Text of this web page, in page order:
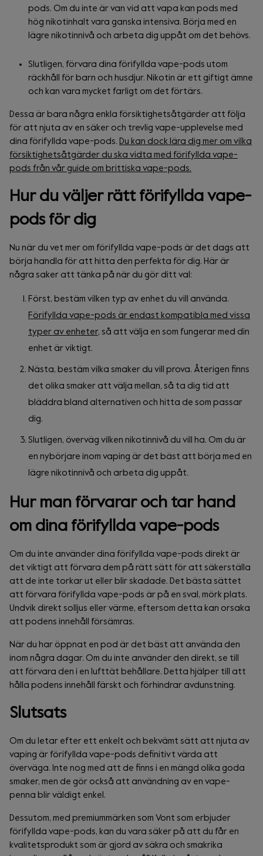
pods. Om du inte är van vid att vapa kan pods med
hög nikotinhalt vara ganska intensiva. Börja med en
lägre nikotinnivå och arbeta dig uppåt om det behövs.
Slutligen, förvara dina förifyllda vape-pods utom
räckhåll för barn och husdjur. Nikotin är ett giftigt ämne
och kan vara mycket farligt om det förtärs.
Dessa är bara några enkla försiktighetsåtgärder att följa
för att njuta av en säker och trevlig vape-upplevelse med
dina förifyllda vape-pods. Du kan dock lära dig mer om vilka
försiktighetsåtgärder du ska vidta med förifyllda vape-
pods från vår guide om brittiska vape-pods.
Hur du väljer rätt förifyllda vape-
pods för dig
Nu när du vet mer om förifyllda vape-pods är det dags att
börja handla för att hitta den perfekta för dig. Här är
några saker att tänka på när du gör ditt val:
Först, bestäm vilken typ av enhet du vill använda.
Förifyllda vape-pods är endast kompatibla med vissa
typer av enheter, så att välja en som fungerar med din
enhet är viktigt.
Nästa, bestäm vilka smaker du vill prova. Återigen finns
det olika smaker att välja mellan, så ta dig tid att
bläddra bland alternativen och hitta de som passar
dig.
Slutligen, överväg vilken nikotinnivå du vill ha. Om du är
en nybörjare inom vaping är det bäst att börja med en
lägre nikotinnivå och arbeta dig uppåt.
Hur man förvarar och tar hand
om dina förifyllda vape-pods
Om du inte använder dina förifyllda vape-pods direkt är
det viktigt att förvara dem på rätt sätt för att säkerställa
att de inte torkar ut eller blir skadade. Det bästa sättet
att förvara förifyllda vape-pods är på en sval, mörk plats.
Undvik direkt solljus eller värme, eftersom detta kan orsaka
att podens innehåll försämras.
När du har öppnat en pod är det bäst att använda den
inom några dagar. Om du inte använder den direkt, se till
att förvara den i en lufttät behållare. Detta hjälper till att
hålla podens innehåll färskt och förhindrar avdunstning.
Slutsats
Om du letar efter ett enkelt och bekvämt sätt att njuta av
vaping är förifyllda vape-pods definitivt värda att
överväga. Inte nog med att de finns i en mängd olika goda
smaker, men de gör också att användning av en vape-
penna blir väldigt enkel.
Dessutom, med premiummärken som Vont som erbjuder
förifyllda vape-pods, kan du vara säker på att du får en
kvalitetsprodukt som är gjord av säkra och smakrika